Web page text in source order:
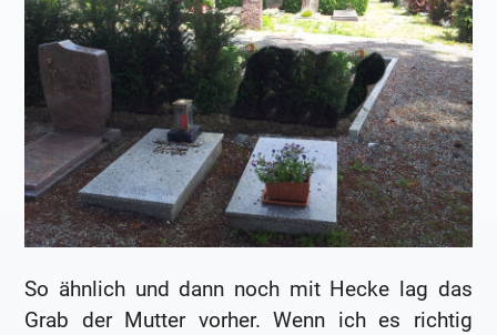
So ähnlich und dann noch mit Hecke lag das
Grab der Mutter vorher. Wenn ich es richtig